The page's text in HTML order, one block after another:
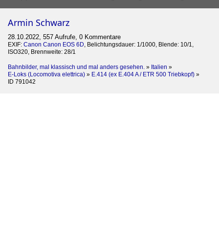
Armin Schwarz
28.10.2022, 557 Aufrufe, 0 Kommentare
EXIF: Canon Canon EOS 6D, Belichtungsdauer: 1/1000, Blende: 10/1,
ISO320, Brennweite: 28/1
Bahnbilder, mal klassisch und mal anders gesehen. » Italien »
E-Loks (Locomotiva elettrica) » E.414 (ex E.404 A / ETR 500 Triebkopf) »
ID 791042